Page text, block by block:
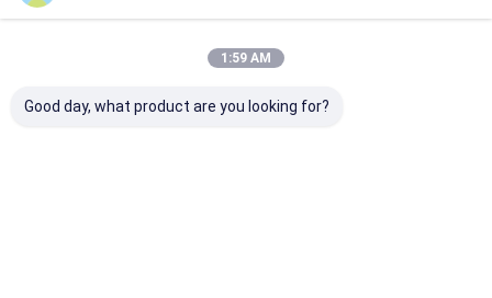
1:59 AM
Good day, what product are you looking for?